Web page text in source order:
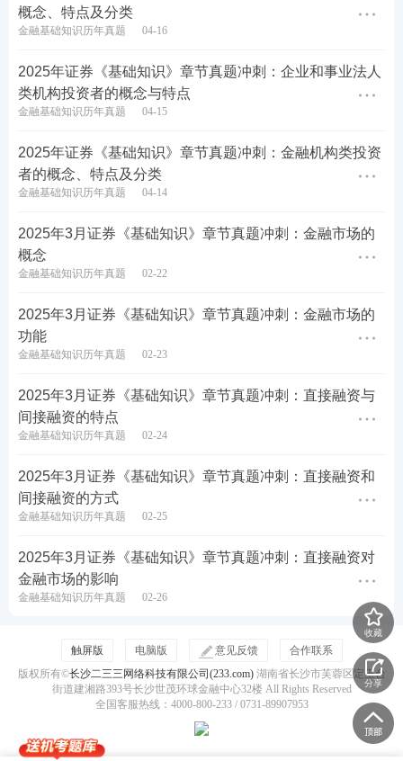
概念、特点及分类
金融基础知识历年真题 04-16
2025年证券《基础知识》章节真题冲刺：企业和事业法人
类机构投资者的概念与特点
金融基础知识历年真题 04-15
2025年证券《基础知识》章节真题冲刺：金融机构类投资
者的概念、特点及分类
金融基础知识历年真题 04-14
2025年3月证券《基础知识》章节真题冲刺：金融市场的
概念
金融基础知识历年真题 02-22
2025年3月证券《基础知识》章节真题冲刺：金融市场的
功能
金融基础知识历年真题 02-23
2025年3月证券《基础知识》章节真题冲刺：直接融资与
间接融资的特点
金融基础知识历年真题 02-24
2025年3月证券《基础知识》章节真题冲刺：直接融资和
间接融资的方式
金融基础知识历年真题 02-25
2025年3月证券《基础知识》章节真题冲刺：直接融资对
金融市场的影响
金融基础知识历年真题 02-26
收藏
分享
触屏版 电脑版 意见反馈
合作联系
版权所有©长沙二三三网络科技有限公司(233.com)湖南省长沙市芙蓉区定王台
街道建湘路393号长沙世茂环球金融中心32楼 All Rights Reserved
全国客服热线：4000-800-233 / 0731-89907953